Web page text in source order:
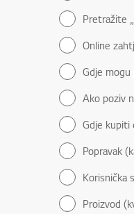
Pretražite
Online
Gdje
Ako poziv
Gdje kupiti
Popravak
Korisnička
Proizvod